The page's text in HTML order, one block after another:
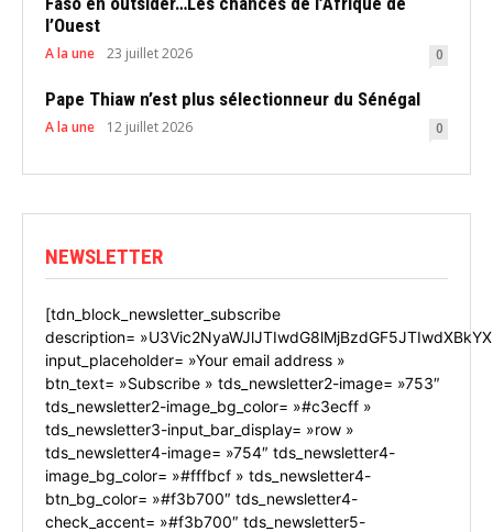
l’Ouest
A la une 23 juillet 2026 0
Pape Thiaw n’est plus sélectionneur du Sénégal
A la une 12 juillet 2026 0
NEWSLETTER
[tdn_block_newsletter_subscribe
description=
input_placeholder= »Your email address »
btn_text= »Subscribe » tds_newsletter2-image= »753″
tds_newsletter2-image_bg_color= »#c3ecff »
tds_newsletter3-input_bar_display= »row »
tds_newsletter4-image= »754″ tds_newsletter4-
image_bg_color= »#fffbcf » tds_newsletter4-
btn_bg_color= »#f3b700″ tds_newsletter4-
check_accent= »#f3b700″ tds_newsletter5-